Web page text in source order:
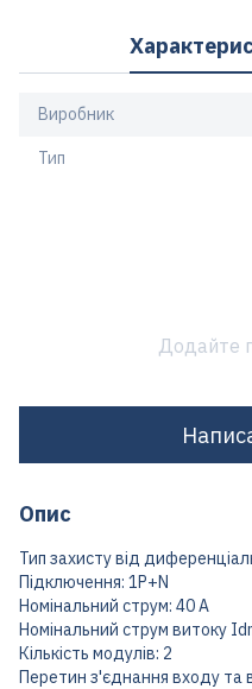
Виробник
Тип
Додайте
Опис
Тип захисту від
Підключення: 1P+N
Номінальний струм: 40 А
Номінальний струм витоку
Кількість модулів: 2
Перетин з'єднання входу та